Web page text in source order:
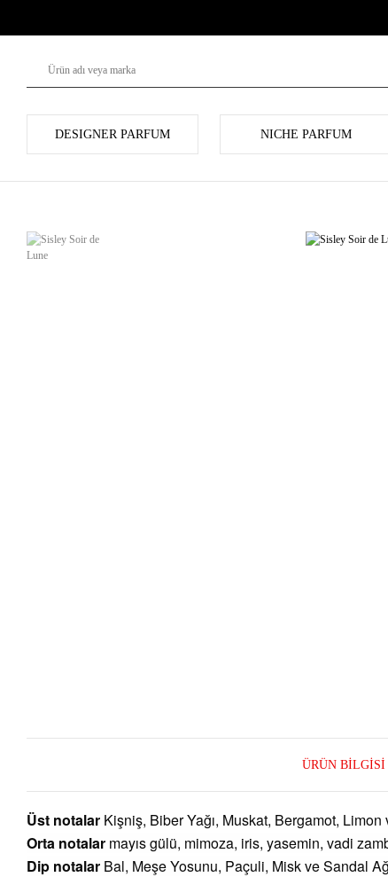
DESIGNER PARFUM NICHE PARFUM
ÜRÜN BILGISI
Üst notalar Kişniş, Biber Yağı, Muskat, Bergamot,
Orta notalar mayıs gülü, mimoza, iris, yasemin, vadi
Dip notalar Bal, Meşe Yosunu, Paçuli, Misk ve Sandal